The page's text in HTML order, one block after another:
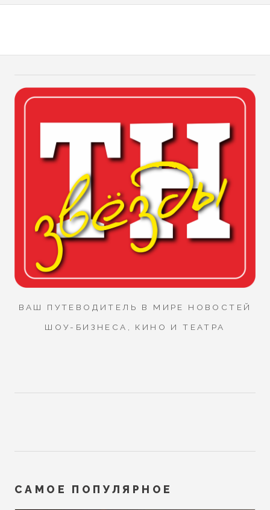
ВАШ ПУТЕВОДИТЕЛЬ В МИРЕ НОВОСТЕЙ
ШОУ-БИЗНЕСА, КИНО И ТЕАТРА
САМОЕ ПОПУЛЯРНОЕ